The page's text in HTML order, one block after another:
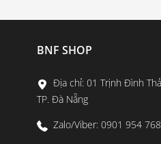
BNF SHOP
Địa chỉ: 01 Trịnh Đình
TP. Đà Nẵng
Zalo/Viber: 0901 954 768